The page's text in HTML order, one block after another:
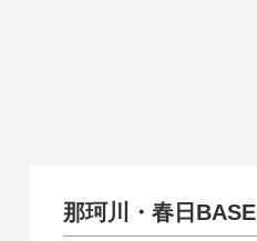
那珂川・春日BASE